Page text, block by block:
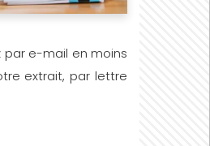
par e-mail en moins
extrait, par lettre